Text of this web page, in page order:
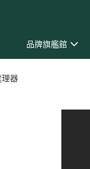
品牌旗艦館
理器